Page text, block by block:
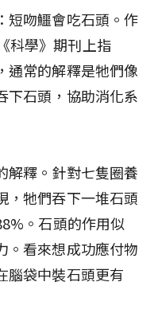
短吻鱷會吃石頭。作
科學》期刊上指
通常的解釋是牠們像
下石頭，協助消化系
解釋。針對七隻圈養
，牠們吞下一堆石頭
。石頭的作用似
。看來想成功應付物
腦袋中裝石頭更有